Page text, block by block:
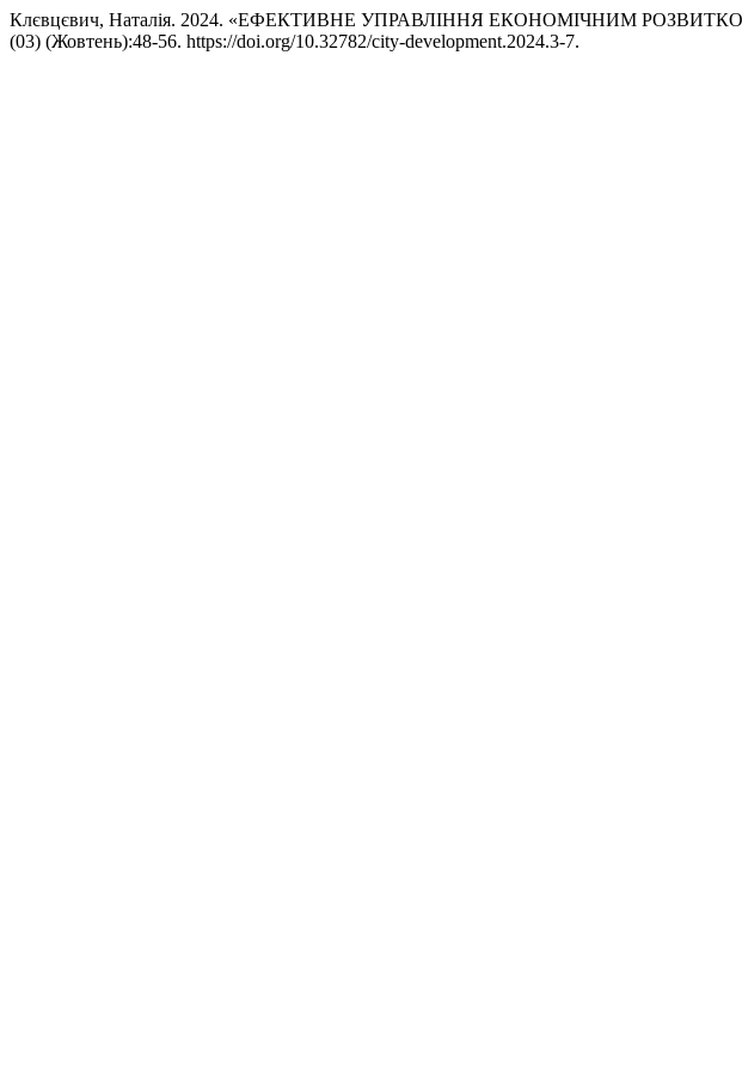
Клєвцєвич, Наталія. 2024. «ЕФЕКТИВНЕ УПРАВЛІННЯ ЕКОНОМІЧНИМ
(03) (Жовтень):48-56. https://doi.org/10.32782/city-development.2024.3-7.